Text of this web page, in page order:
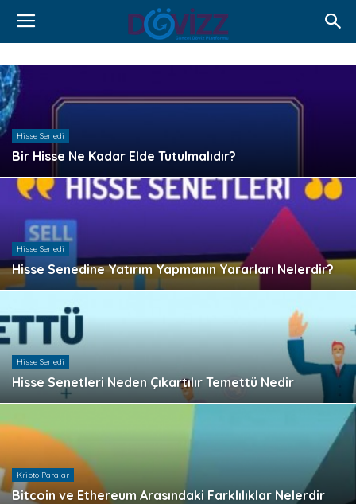
Hisse Senedi
Bir Hisse Ne Kadar Elde Tutulmalıdır?
Hisse Senedi
Hisse Senedine Yatırım Yapmanın Yararları Nelerdir?
Hisse Senedi
Hisse Senetleri Neden Çıkartılır Temettü Nedir
Kripto Paralar
Bitcoin ve Ethereum Arasındaki Farklılıklar Nelerdir